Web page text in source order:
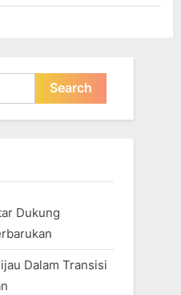
Dukung
Dalam Transisi